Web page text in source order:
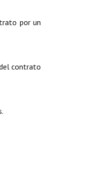
por un
contrato